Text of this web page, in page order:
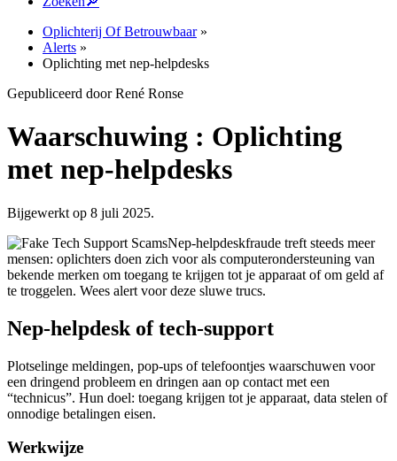
Oplichterij Of Betrouwbaar»
Alerts »
Oplichting met nep-helpdesks
Gepubliceerd door René Ronse
Waarschuwing : Oplichting
met nep-helpdesks
Bijgewerkt op 8 juli 2025.
Nep-helpdeskfraude treft steeds meer
mensen: oplichters doen zich voor als computerondersteuning van
bekende merken om toegang te krijgen tot je apparaat of om geld af
te troggelen. Wees alert voor deze sluwe trucs.
Nep-helpdesk of tech-support
Plotselinge meldingen, pop-ups of telefoontjes waarschuwen voor
een dringend probleem en dringen aan op contact met een
“technicus”. Hun doel: toegang krijgen tot je apparaat, data stelen of
onnodige betalingen eisen.
Werkwijze